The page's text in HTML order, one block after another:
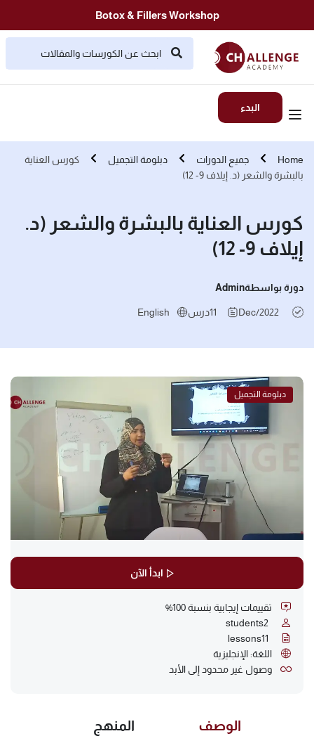
Botox & Fillers Workshop
البدء
Home جميع الدورات دبلومة التجميل
كورس العناية
بالبشرة والشعر (د. إيلاف 9- 12)
كورس العناية بالبشرة والشعر (د.
إيلاف 9- 12)
دورة بواسطةAdmin
Dec/2022
11درس English
الوصف
المنهج
دبلومة التجميل
ابدأ الآن
تقييمات إيجابية بنسبة 100%
2
students
11
lessons
اللغة: الإنجليزية
وصول غير محدود إلى الأبد